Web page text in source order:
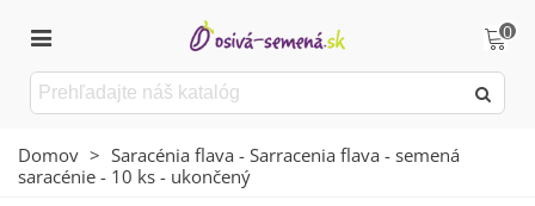
0
Domov > Saracénia flava - Sarracenia flava - semená
saracénie - 10 ks - ukončený